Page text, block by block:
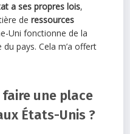
a ses propres lois,
deressources
Uni fonctionne de la
pays. Cela m’a offert
une place
États-Unis ?